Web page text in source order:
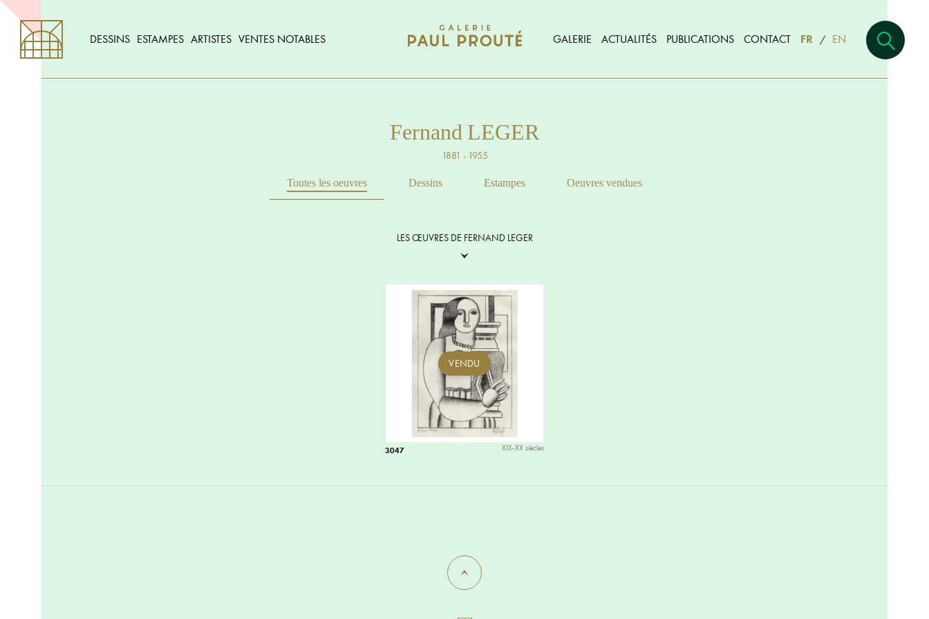
DESSINS ESTAMPES ARTISTES VENTES NOTABLES GALERIE ACTUALITÉS PUBLICATIONS CONTACT FR / EN
Fernand LEGER
1881 - 1955
Toutes les oeuvres Dessins Estampes Oeuvres vendues
LES ŒUVRES DE FERNAND LEGER
VENDU
3047 XIX-XX siècles